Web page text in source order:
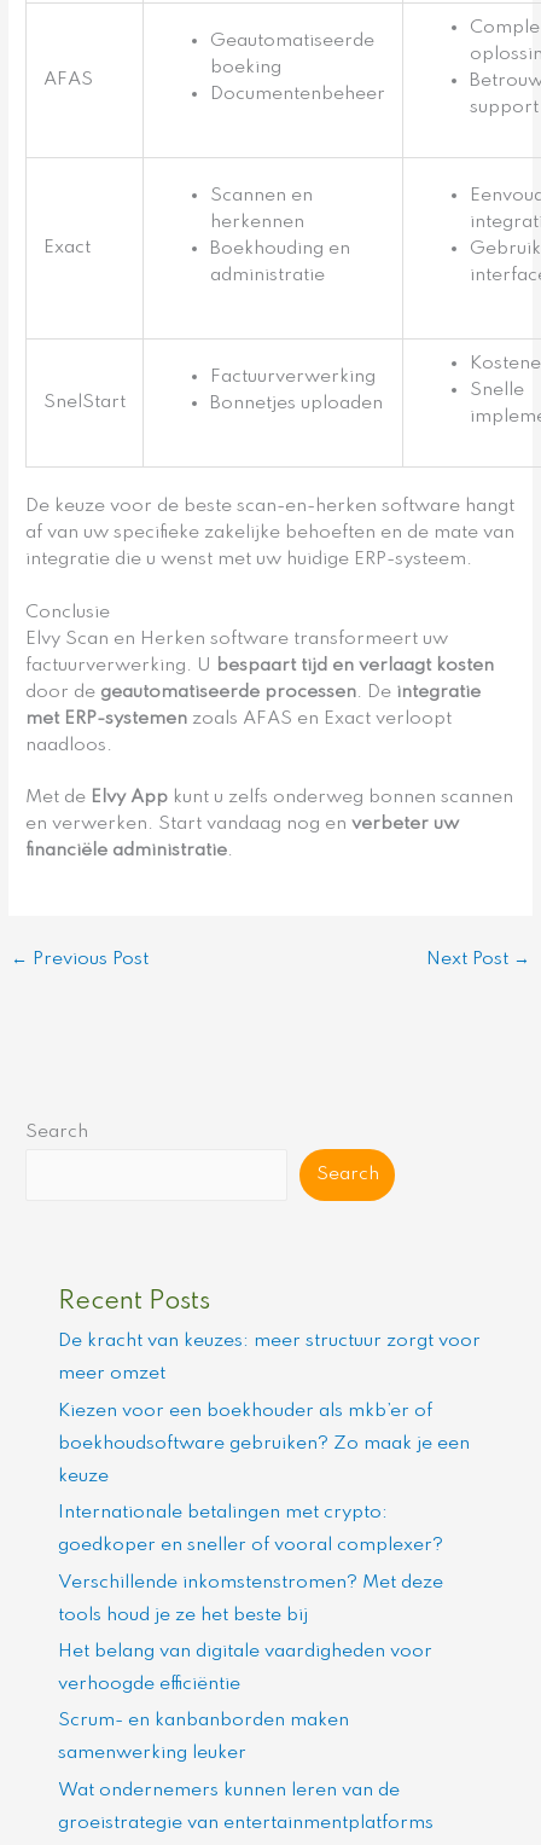
AFAS
Geautomatiseerde
boeking
Documentenbeheer
support
Exact
Scannen en
herkennen
Boekhouding en
administratie
SnelStart
Factuurverwerking
Bonnetjes uploaden
Snelle
De keuze voor de beste scan-en-herken software hangt
af van uw specifieke zakelijke behoeften en de mate van
integratie die u wenst met uw huidige ERP-systeem.
Conclusie
Elvy Scan en Herken software transformeert uw
factuurverwerking. U bespaart tijd en verlaagt kosten
door de geautomatiseerde processen. De integratie
met ERP-systemen zoals AFAS en Exact verloopt
naadloos.
Met de Elvy App kunt u zelfs onderweg bonnen scannen
en verwerken. Start vandaag nog enverbeter uw
financiële administratie.
← Previous Post Next Post →
Search
Search
Recent Posts
De kracht van keuzes: meer structuur zorgt voor
meer omzet
Kiezen voor een boekhouder als mkb’er of
boekhoudsoftware gebruiken? Zo maak je een
keuze
Internationale betalingen met crypto:
goedkoper en sneller of vooral complexer?
Verschillende inkomstenstromen? Met deze
tools houd je ze het beste bij
Het belang van digitale vaardigheden voor
verhoogde efficiëntie
Scrum- en kanbanborden maken
samenwerking leuker
Wat ondernemers kunnen leren van de
groeistrategie van entertainmentplatforms